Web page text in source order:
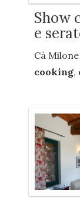
Show
e
Cà
cooking,